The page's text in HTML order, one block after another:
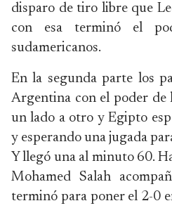
disparo de tiro libre que
con esa terminó el
sudamericanos.
En la segunda parte los
Argentina con el poder de
un lado a otro y Egipto
y esperando una jugada
Y llegó una al minuto 60.
Mohamed Salah
terminó para poner el 2-0